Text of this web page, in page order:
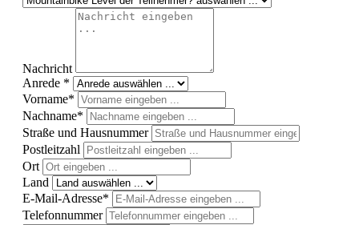
Nachricht
Anrede *
Vorname*
Nachname*
Straße und Hausnummer
Postleitzahl
Ort
Land
E-Mail-Adresse*
Telefonnummer